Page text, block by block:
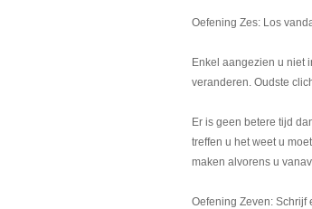
Oefening Zes: Los
Enkel aangezien u niet
veranderen. Oudste
Er is geen betere tijd
treffen u het weet u
maken alvorens u
Oefening Zeven: Schrijf